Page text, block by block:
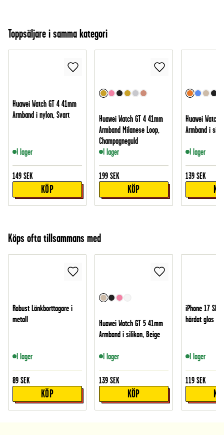
Toppsäljare i samma kategori
Huawei Watch GT 4 41mm
Armband i nylon, Svart
I lager
149 SEK
KÖP
Huawei Watch GT 4 41mm
Armband Milanese Loop,
Champagneguld
I lager
199 SEK
KÖP
Huawei Watch
Armband i
I lager
139 SEK
Köps ofta tillsammans med
Robust Länkborttagare i
metall
I lager
89 SEK
KÖP
Huawei Watch GT 5 41mm
Armband i silikon, Beige
I lager
139 SEK
KÖP
iPhone 17
härdat glas
I lager
119 SEK